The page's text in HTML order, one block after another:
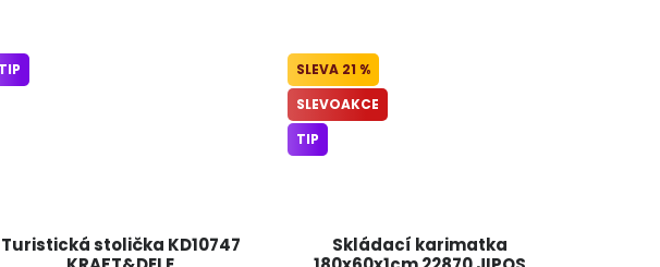
Turistická stolička KD10747
TIP
Skládací karimatka
21 %
SLEVOAKCE
TIP